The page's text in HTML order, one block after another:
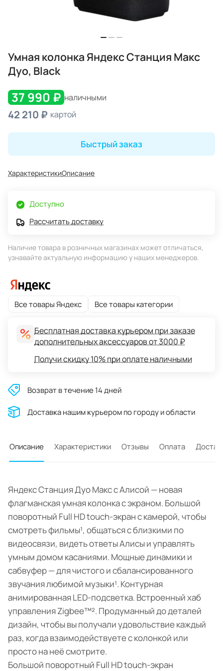
Умная колонка Яндекс Станция Макс
Дуо, Black
37 990 ₽ наличными
42 210 ₽ картой
Быстрый заказ
ХарактеристикиОписание
Доступно
Рассчитать доставку
Наличие товара в розничных магазинах может отличаться,
узнавайте актуальную информацию у наших менеджеров.
Все товары Яндекс Все товары категории
Бесплатная доставка курьером при заказе
дополнительных аксессуаров от 3000 ₽
Получи скидку 10% при оплате наличными
Возврат в течение 14 дней
Доставĸа нашим ĸурьером по городу и области
Описание Характеристики Отзывы Оплата
Яндекс Станция Дуо Макс с Алисой — новая
флагманская умная колонка с экраном. Большой
поворотный Full HD touch-экран с камерой, чтобы
смотреть фильмы¹, общаться с близкими по
видеосвязи, видеть ответы Алисы и управлять
умным домом касаниями. Мощные динамики и
сабвуфер — для чистого и сбалансированного
звучания любимой музыки¹. Контурная
анимированная LED-подсветка. Встроенный хаб
управления Zigbee™². Продуманный до деталей
дизайн, чтобы вы получали удовольствие каждый
раз, когда взаимодействуете с колонкой или
просто на неё смотрите.
Большой поворотный Full HD touch-экран